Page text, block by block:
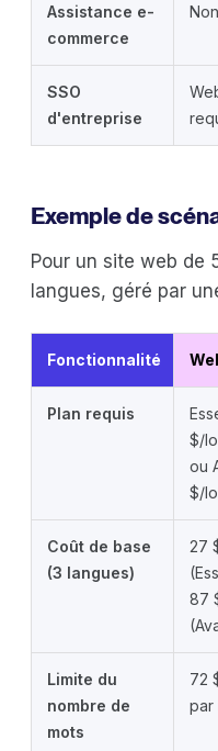
Assistance e-
commerce
Non
SSO
d'entreprise
Exemple de
Pour un site web de
langues, géré par
Fonctionnalité
Plan requis
$/
ou
$/
Coût de base
(3 langues)
27
87
Limite du
nombre de
mots
72
par